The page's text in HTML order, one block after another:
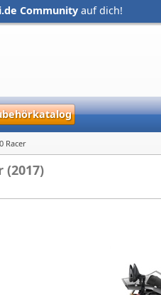
Community auf dich!
Racer
(2017)